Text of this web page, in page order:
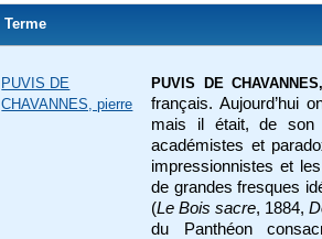
Terme
PUVIS DE
CHAVANNES, pierre
PUVIS DE
français. Aujourd’hui
mais il était, de son
académistes et
impressionnistes et
de grandes fresques
(Le Bois sacre, 1884,
du Panthéon